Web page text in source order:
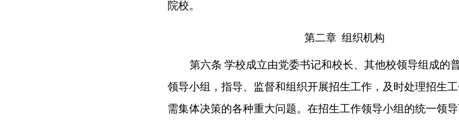
院校。
第二章 组织机构
第六条 学校成立由党委书记和校长、其他校领导组成的
领导小组， 指导、监督和组织开展招生工作，及时处理招生
需集体决策的各种重大问题。在招生工作领导小组的统一领